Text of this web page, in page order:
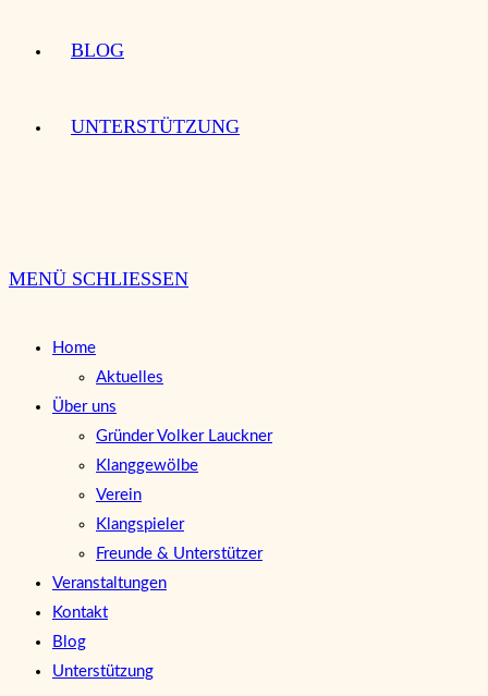
BLOG
UNTERSTÜTZUNG
MENÜ SCHLIESSEN
Home
Aktuelles
Über uns
Gründer Volker Lauckner
Klanggewölbe
Verein
Klangspieler
Freunde & Unterstützer
Veranstaltungen
Kontakt
Blog
Unterstützung